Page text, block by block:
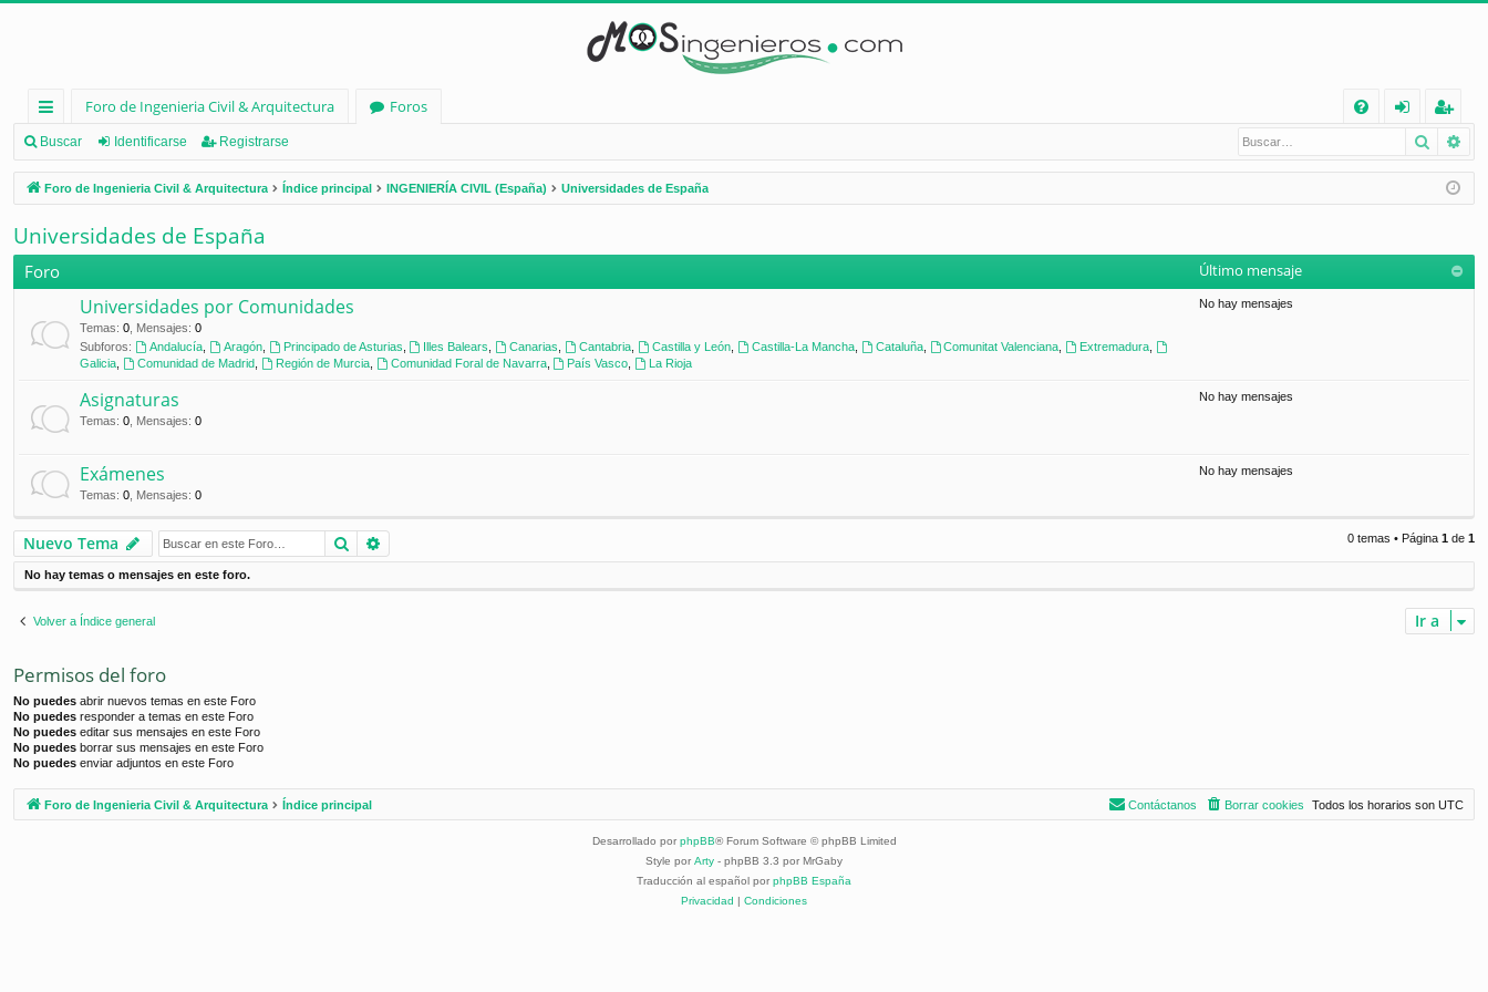
nl
ac
es
rá
pi
os
Foro de Ingenieria Civil & Arquitectura
Foros
Q
nt
ifi
eg
ist
ra
Buscar Identificarse Registrarse Buscar
Foro de Ingenieria Civil & Arquitectura Índice principal INGENIERÍA CIVIL (España) Universidades de España
Universidades de España
Foro Último mensaje
Universidades por Comunidades
Temas: 0 Mensajes: 0
Subforos:
Andalucía, Aragón, Principado de Asturias Illes Balears Canarias Cantabria Castilla y León, Castilla-La Mancha, Cataluña, Comunitat Valenciana Extremadura
Galicia
Comunidad de Madrid, Región de Murcia, Comunidad Foral de Navarra, País Vasco La Rioja
No hay mensajes
Asignaturas
Temas: 0 Mensajes: 0
No hay mensajes
Exámenes
Temas: 0 Mensajes: 0
No hay mensajes
Nuevo Tema Buscar 0 temas • Página 1 de 1
No hay temas o mensajes en este foro.
Volver a Índice general Ir a
Permisos del foro
No puedes abrir nuevos temas en este Foro
No puedes responder a temas en este Foro
No puedes editar sus mensajes en este Foro
No puedes borrar sus mensajes en este Foro
No puedes enviar adjuntos en este Foro
Foro de Ingenieria Civil & Arquitectura Índice principal Todos los horarios son UTC
Borrar cookies
Contáctanos
Desarrollado por phpBB® Forum Software © phpBB Limited
Style por Arty - phpBB 3.3 por MrGaby
Traducción al español por phpBB España
Privacidad
Condiciones